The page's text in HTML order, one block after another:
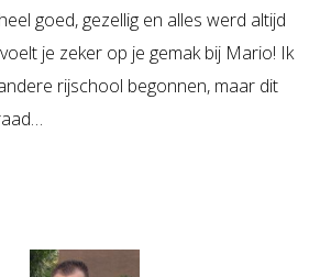
goed, gezellig en alles werd altijd
je zeker op je gemak bij Mario! Ik
rijschool begonnen, maar dit